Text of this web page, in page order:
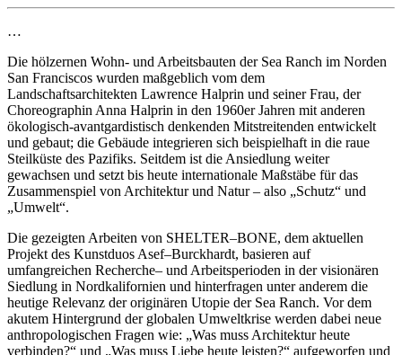
…
Die hölzernen Wohn- und Arbeitsbauten der Sea Ranch im Norden
San Franciscos wurden maßgeblich vom dem
Landschaftsarchitekten Lawrence Halprin und seiner Frau, der
Choreographin Anna Halprin in den 1960er Jahren mit anderen
ökologisch-avantgardistisch denkenden Mitstreitenden entwickelt
und gebaut; die Gebäude integrieren sich beispielhaft in die raue
Steilküste des Pazifiks. Seitdem ist die Ansiedlung weiter
gewachsen und setzt bis heute internationale Maßstäbe für das
Zusammenspiel von Architektur und Natur – also „Schutz“ und
„Umwelt“.
Die gezeigten Arbeiten von SHELTER–BONE, dem aktuellen
Projekt des Kunstduos Asef–Burckhardt, basieren auf
umfangreichen Recherche– und Arbeitsperioden in der visionären
Siedlung in Nordkalifornien und hinterfragen unter anderem die
heutige Relevanz der originären Utopie der Sea Ranch. Vor dem
akutem Hintergrund der globalen Umweltkrise werden dabei neue
anthropologischen Fragen wie: „Was muss Architektur heute
verbinden?“ und „Was muss Liebe heute leisten?“ aufgeworfen und